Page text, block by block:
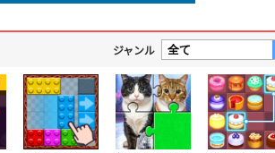
ジャンル